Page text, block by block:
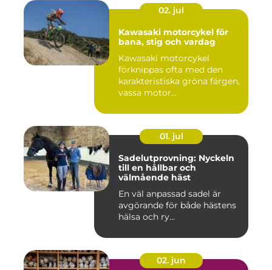
02. jul
Kawasaki motorcykel för
bana, stig och vardag
Kawasaki motorcykel
förknippas ofta med den
karakteristiska gröna färgen,
vassa motor...
01. jul
Sadelutprovning: Nyckeln
till en hållbar och
välmående häst
En väl anpassad sadel är
avgörande för både hästens
hälsa och ry...
02. jun